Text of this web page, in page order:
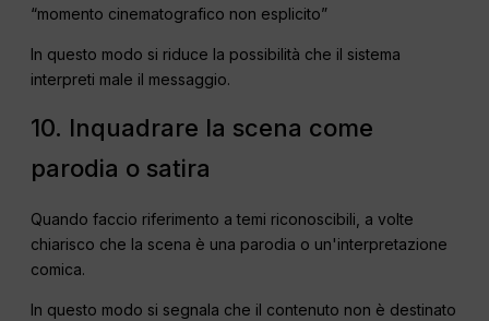
“momento cinematografico non esplicito”
In questo modo si riduce la possibilità che il sistema
interpreti male il messaggio.
10. Inquadrare la scena come
parodia o satira
Quando faccio riferimento a temi riconoscibili, a volte
chiarisco che la scena è una parodia o un'interpretazione
comica.
In questo modo si segnala che il contenuto non è destinato